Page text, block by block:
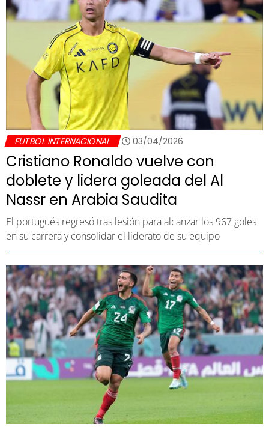
FUTBOL INTERNACIONAL 03/04/2026
Cristiano Ronaldo vuelve con
doblete y lidera goleada del Al
Nassr en Arabia Saudita
El portugués regresó tras lesión para alcanzar los 967 goles
en su carrera y consolidar el liderato de su equipo